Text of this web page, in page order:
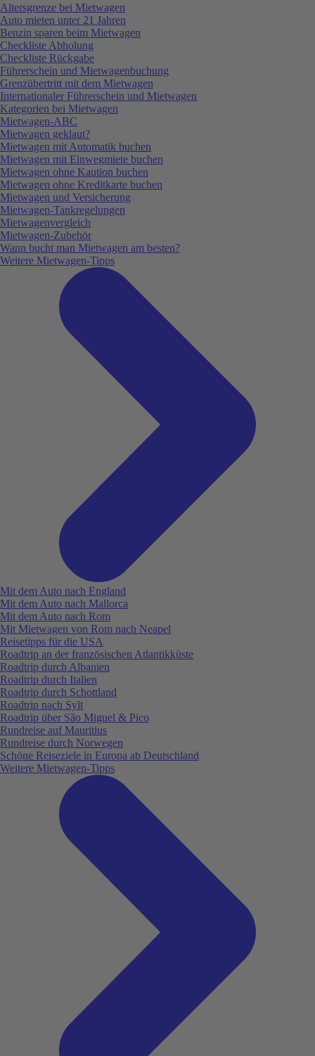
Altersgrenze bei Mietwagen
Auto mieten unter 21 Jahren
Benzin sparen beim Mietwagen
Checkliste Abholung
Checkliste Rückgabe
Führerschein und Mietwagenbuchung
Grenzübertritt mit dem Mietwagen
Internationaler Führerschein und Mietwagen
Kategorien bei Mietwagen
Mietwagen-ABC
Mietwagen geklaut?
Mietwagen mit Automatik buchen
Mietwagen mit Einwegmiete buchen
Mietwagen ohne Kaution buchen
Mietwagen ohne Kreditkarte buchen
Mietwagen und Versicherung
Mietwagen-Tankregelungen
Mietwagenvergleich
Mietwagen-Zubehör
Wann bucht man Mietwagen am besten?
Weitere Mietwagen-Tipps
Mit dem Auto nach England
Mit dem Auto nach Mallorca
Mit dem Auto nach Rom
Mit Mietwagen von Rom nach Neapel
Reisetipps für die USA
Roadtrip an der französischen Atlantikküste
Roadtrip durch Albanien
Roadtrip durch Italien
Roadtrip durch Schottland
Roadtrip nach Sylt
Roadtrip über São Miguel & Pico
Rundreise auf Mauritius
Rundreise durch Norwegen
Schöne Reiseziele in Europa ab Deutschland
Weitere Mietwagen-Tipps